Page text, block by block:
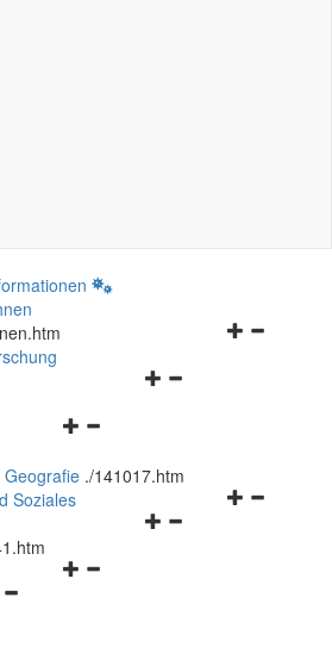
Navigationsmenü
Navigationsmenü
und
schließen
./141017.htm
Navigationsmenü
Soziales
Navigationsmenü